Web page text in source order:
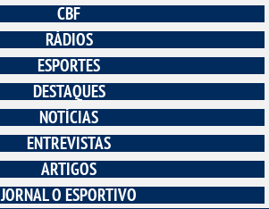
CBF
RÁDIOS
ESPORTES
DESTAQUES
NOTÍCIAS
ENTREVISTAS
ARTIGOS
JORNAL O ESPORTIVO